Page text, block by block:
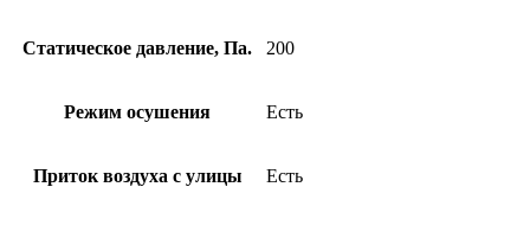
Статическое давление, Па. 200
Режим осушения Есть
Приток воздуха с улицы Есть